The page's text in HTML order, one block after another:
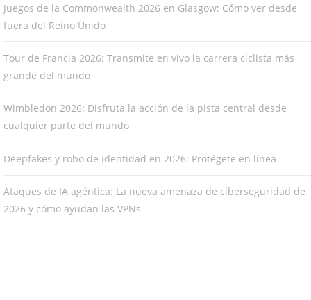
Juegos de la Commonwealth 2026 en Glasgow: Cómo ver desde
fuera del Reino Unido
Tour de Francia 2026: Transmite en vivo la carrera ciclista más
grande del mundo
Wimbledon 2026: Disfruta la acción de la pista central desde
cualquier parte del mundo
Deepfakes y robo de identidad en 2026: Protégete en línea
Ataques de IA agéntica: La nueva amenaza de ciberseguridad de
2026 y cómo ayudan las VPNs